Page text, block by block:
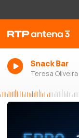
Snack Bar
Teresa Oliveira